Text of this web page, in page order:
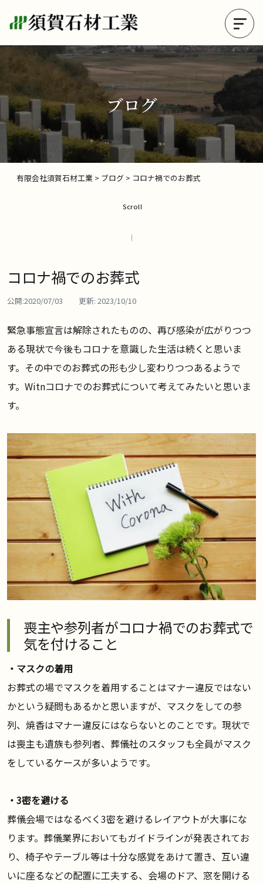
ブログ
有限会社須賀石材工業 > ブログ > コロナ禍でのお葬式
Scroll
コロナ禍でのお葬式
公開:2020/07/03 更新: 2023/10/10
緊急事態宣言は解除されたものの、再び感染が広がりつつ
ある現状で今後もコロナを意識した生活は続くと思いま
す。その中でのお葬式の形も少し変わりつつあるようで
す。Witnコロナでのお葬式について考えてみたいと思いま
す。
喪主や参列者がコロナ禍でのお葬式で
気を付けること
・マスクの着用
お葬式の場でマスクを着用することはマナー違反ではない
かという疑問もあるかと思いますが、マスクをしての参
列、焼香はマナー違反にはならないとのことです。現状で
は喪主も遺族も参列者、葬儀社のスタッフも全員がマスク
をしているケースが多いようです。
・3密を避ける
葬儀会場ではなるべく3密を避けるレイアウトが大事にな
ります。葬儀業界においてもガイドラインが発表されてお
り、椅子やテーブル等は十分な感覚をあけて置き、互い違
いに座るなどの配置に工夫する、会場のドア、窓を開ける